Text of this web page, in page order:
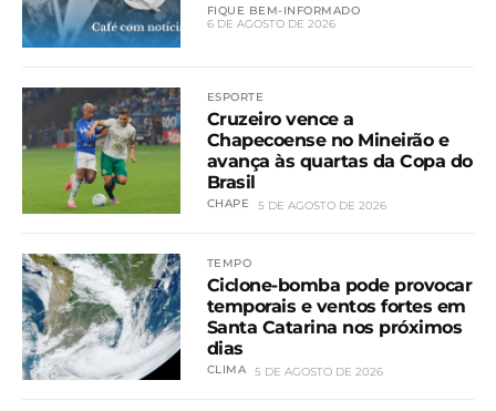
FIQUE BEM-INFORMADO
6 DE AGOSTO DE 2026
ESPORTE
Cruzeiro vence a
Chapecoense no Mineirão e
avança às quartas da Copa do
Brasil
CHAPE 5 DE AGOSTO DE 2026
TEMPO
Ciclone-bomba pode provocar
temporais e ventos fortes em
Santa Catarina nos próximos
dias
CLIMA 5 DE AGOSTO DE 2026